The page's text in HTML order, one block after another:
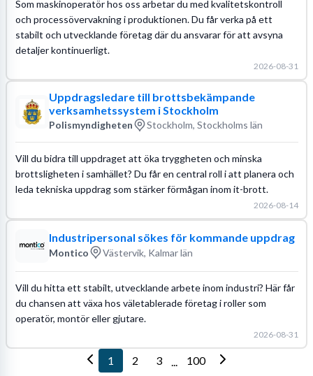
Som maskinoperatör hos oss arbetar du med kvalitetskontroll
och processövervakning i produktionen. Du får verka på ett
stabilt och utvecklande företag där du ansvarar för att avsyna
detaljer kontinuerligt.
2026-08-31
Uppdragsledare till brottsbekämpande
verksamhetssystem i Stockholm
Polismyndigheten Stockholm, Stockholms län
Vill du bidra till uppdraget att öka tryggheten och minska
brottsligheten i samhället? Du får en central roll i att planera och
leda tekniska uppdrag som stärker förmågan inom it-brott.
2026-08-14
Industripersonal sökes för kommande uppdrag
Montico Västervik, Kalmar län
Vill du hitta ett stabilt, utvecklande arbete inom industri? Här får
du chansen att växa hos väletablerade företag i roller som
operatör, montör eller gjutare.
2026-08-31
1 2 3 ... 100